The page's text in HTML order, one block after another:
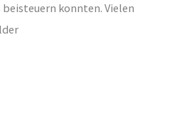
konnten. Vielen